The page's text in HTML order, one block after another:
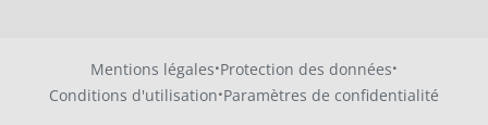
Mentions légales·Protection des données·
Conditions d'utilisation·Paramètres de confidentialité